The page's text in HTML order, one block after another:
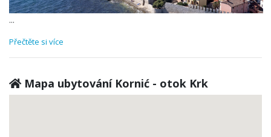
...
Přečtěte si více
Mapa ubytování Kornić - otok Krk